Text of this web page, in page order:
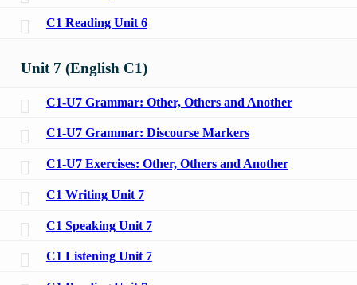
C1 Reading Unit 6
Unit 7 (English C1)
C1-U7 Grammar: Other, Others and Another
C1-U7 Grammar: Discourse Markers
C1-U7 Exercises: Other, Others and Another
C1 Writing Unit 7
C1 Speaking Unit 7
C1 Listening Unit 7